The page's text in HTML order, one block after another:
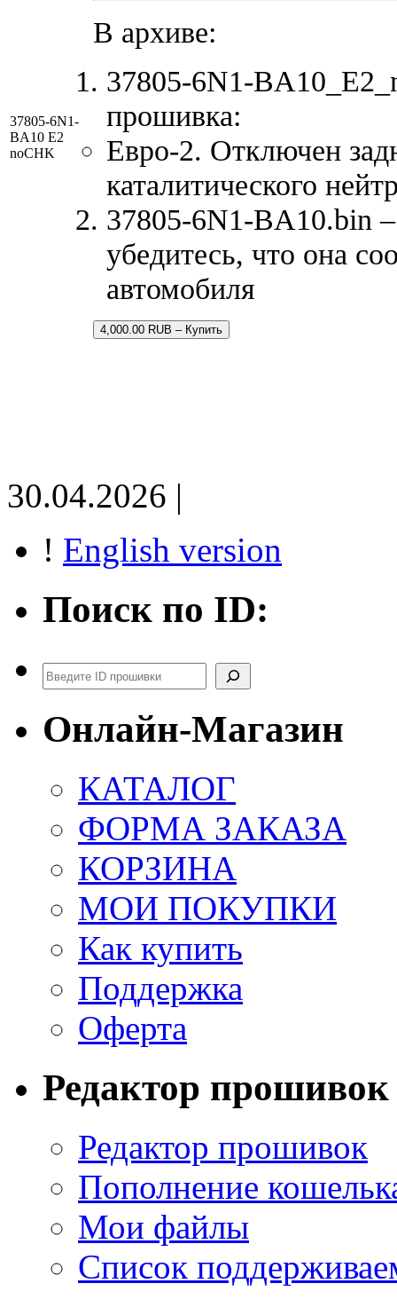
37805-6N1-
BA10 E2
noCHK
В архиве:
37805-6N1-
прошивка:
Евро-2. Отключен
каталитического
37805-6N1-BA10.bin –
убедитесь, что она
автомобиля
4,000.00 RUB – Купить
30.04.2026 |
! English version
Поиск по ID:
Поиск
Онлайн-Магазин
КАТАЛОГ
ФОРМА ЗАКАЗА
КОРЗИНА
МОИ ПОКУПКИ
Как купить
Поддержка
Оферта
Редактор прошивок
Редактор прошивок
Пополнение
Мои файлы
Список